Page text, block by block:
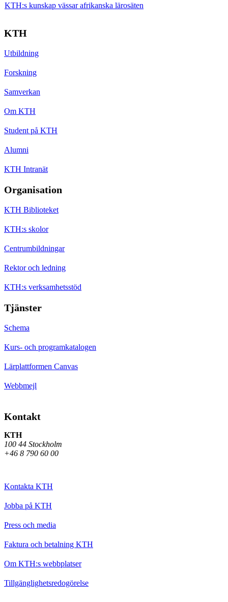
KTH:s kunskap vässar afrikanska lärosäten
KTH
Utbildning
Forskning
Samverkan
Om KTH
Student på KTH
Alumni
KTH Intranät
Organisation
KTH Biblioteket
KTH:s skolor
Centrumbildningar
Rektor och ledning
KTH:s verksamhetsstöd
Tjänster
Schema
Kurs- och programkatalogen
Lärplattformen Canvas
Webbmejl
Kontakt
KTH
100 44 Stockholm
+46 8 790 60 00
Kontakta KTH
Jobba på KTH
Press och media
Faktura och betalning KTH
Om KTH:s webbplatser
Tillgänglighetsredogörelse